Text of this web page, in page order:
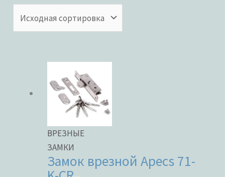
Категории товаров
ВРЕЗНЫЕ
ЗАМКИ
Замок врезной Apecs 71-